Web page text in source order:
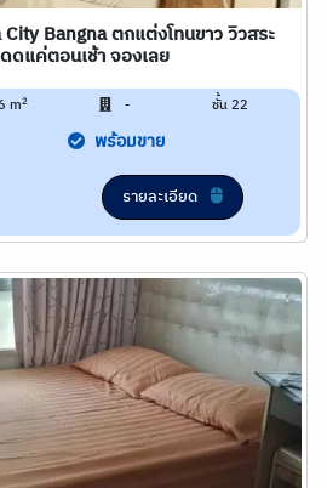
Bangna ตกแต่งโทนขาว วิวสระ
ดแค่ตอนเช้า จองเลย
m2 - ชั้น 22
พร้อมขาย
รายละเอียด